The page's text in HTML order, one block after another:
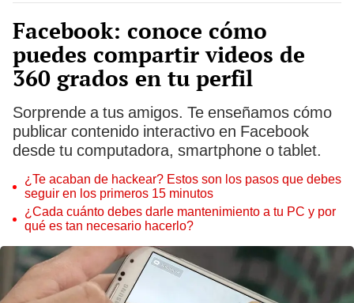
Facebook: conoce cómo
puedes compartir videos de
360 grados en tu perfil
Sorprende a tus amigos. Te enseñamos cómo
publicar contenido interactivo en Facebook
desde tu computadora, smartphone o tablet.
¿Te acaban de hackear? Estos son los pasos que debes
seguir en los primeros 15 minutos
¿Cada cuánto debes darle mantenimiento a tu PC y por
qué es tan necesario hacerlo?